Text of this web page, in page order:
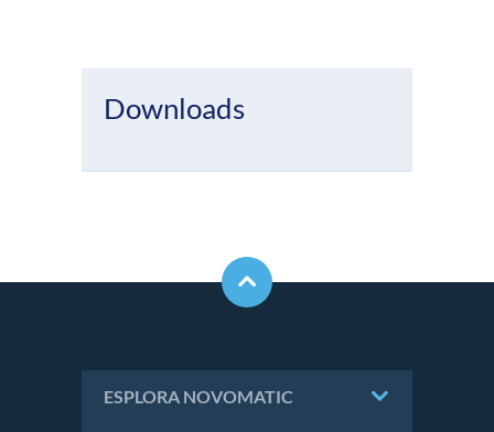
Downloads
ESPLORA NOVOMATIC